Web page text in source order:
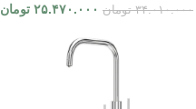
۳۴.۰۱۰.۰۰۰ تومان ۲۵.۴۷۰.۰۰۰ تومان